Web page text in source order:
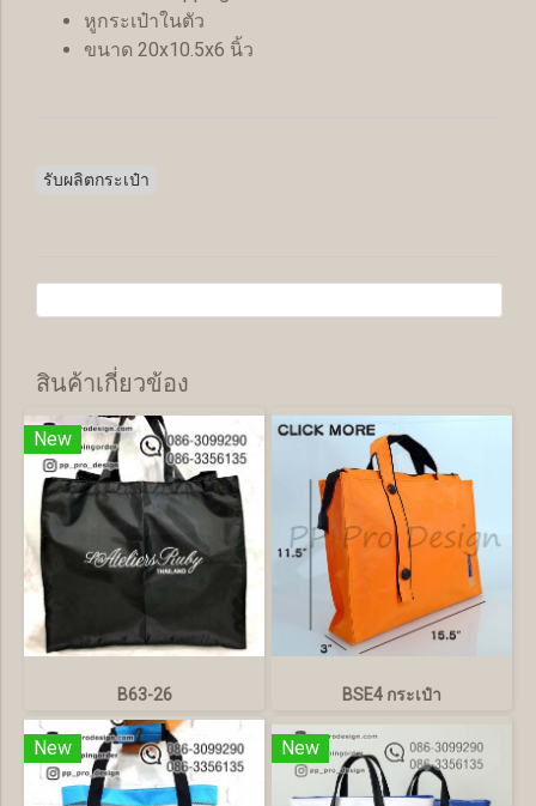
หูกระเป๋าในตัว
ขนาด 20x10.5x6 นิ้ว
รับผลิตกระเป๋า
สินค้าเกี่ยวข้อง
New
B63-26 BSE4 กระเป๋า
New New